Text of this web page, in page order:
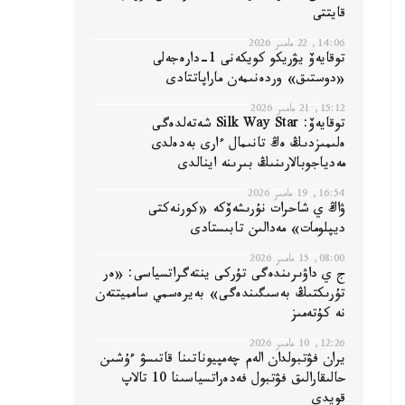
قايتتى
14:06, 22 مامىر 2026
توقايەۆ يۋريكو كويكەنى 1-دارەجەلى
«دوستىق» وردەنىمەن ماراپاتتادى
15:12, 21 مامىر 2026
توقايەۆ: Silk Way Star شەتەلدەگى
ەلىمىزدىڭ ەڭ تانىمال ءارى بەدەلدى
مەدياجوبالارىنىڭ بىرىنە اينالدى
16:54, 19 مامىر 2026
ۋاڭ ي شاحرات نۇرىشەۆكە «كورنەكتى
ديپلومات» مەدالىن تابىستادى
08:00, 15 مامىر 2026
ج ي داۋىرىندەگى تۇركى ينتەگراتسياسى: «ەر
تۇرىكتىڭ بەسىگىندەگى» بەيرەسمي سامميتتەن
نە كۇتەمىز
12:26, 10 مامىر 2026
يران فۋتبولدان الەم چەمپيوناتىنا قاتىسۋ ءۇشىن
حالىقارالىق فۋتبول فەدەراتسياسىنا 10 تالاپ
قويدى